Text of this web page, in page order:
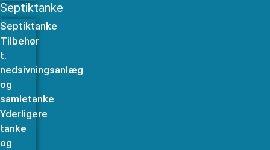
Septiktanke
Septiktanke
Tilbehør
t.
nedsivningsanlæg
og
samletanke
Yderligere
tanke
og